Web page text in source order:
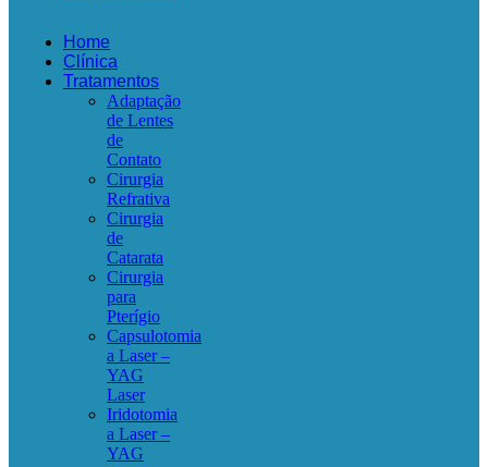
Home
Clínica
Tratamentos
Adaptação
de Lentes
de
Contato
Cirurgia
Refrativa
Cirurgia
de
Catarata
Cirurgia
para
Pterígio
Capsulotomia
a Laser –
YAG
Laser
Iridotomia
a Laser –
YAG